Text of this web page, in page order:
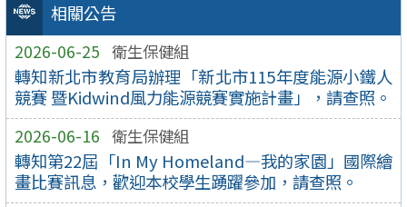
相關公告
2026-06-25 衛生保健組
轉知新北市教育局辦理「新北市115年度能源小鐵人
競賽 暨Kidwind風力能源競賽實施計畫」，請查照。
2026-06-16 衛生保健組
轉知第22屆「In My Homeland—我的家園」國際繪
畫比賽訊息，歡迎本校學生踴躍參加，請查照。